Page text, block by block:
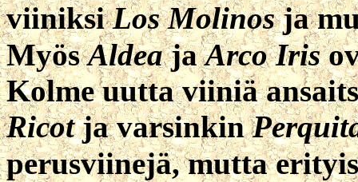
viiniksiLos Molinosja
MyösAldeajaArco Iris
Kolme uutta viiniä
Ricotja varsinkin
perusviinejä, mutta